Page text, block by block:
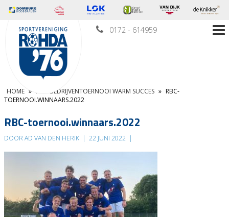
0172 - 614959
HOME » RBC-BEDRIJVENTOERNOOI WARM SUCCES » RBC-
TOERNOOI.WINNAARS.2022
RBC-toernooi.winnaars.2022
DOOR AD VAN DEN HERIK | 22 JUNI 2022 |